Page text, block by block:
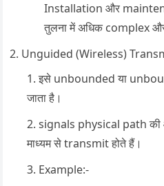
Installation और
तुलना में अधिक complex
Unguided (Wireless)
इसे unbounded या
जाता है।
signals physical path की
माध्यम से transmit होते हैं।
Example:-